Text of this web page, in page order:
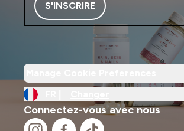
S'INSCRIRE
Connectez-vous avec nous